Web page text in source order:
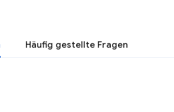
Häufig gestellte Fragen